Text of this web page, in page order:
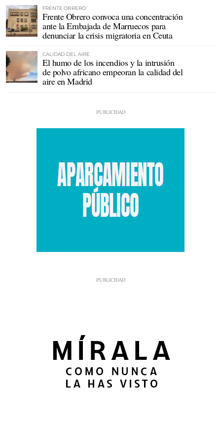
FRENTE OBRERO
Frente Obrero convoca una concentración
ante la Embajada de Marruecos para
denunciar la crisis migratoria en Ceuta
CALIDAD DEL AIRE
El humo de los incendios y la intrusión
de polvo africano empeoran la calidad del
aire en Madrid